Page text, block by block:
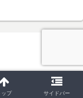
ップ サイドバー